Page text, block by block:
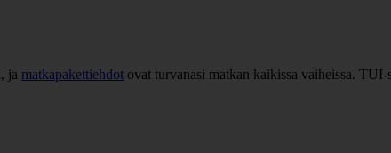
ja matkapakettiehdot ovat turvanasi matkan kaikissa vaiheissa.